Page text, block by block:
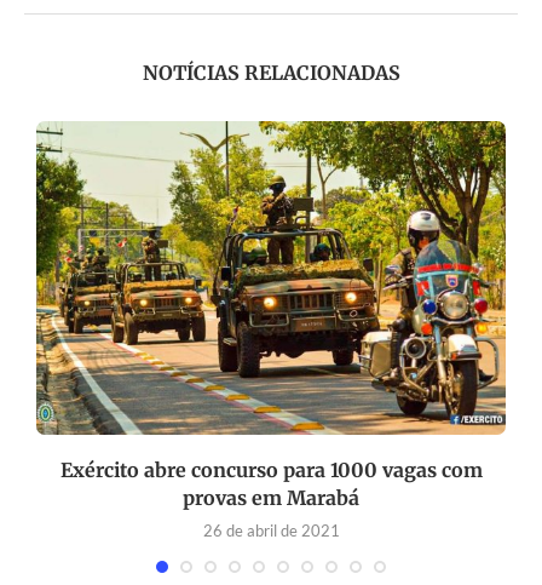
NOTÍCIAS RELACIONADAS
Exército abre concurso para 1000 vagas com
provas em Marabá
26 de abril de 2021